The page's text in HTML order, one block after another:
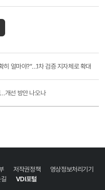
히 얼마야?”…1차 검증 지자체로 확대
개선 방안 나오나
저작권정책
영상정보처리기기
VDI포털